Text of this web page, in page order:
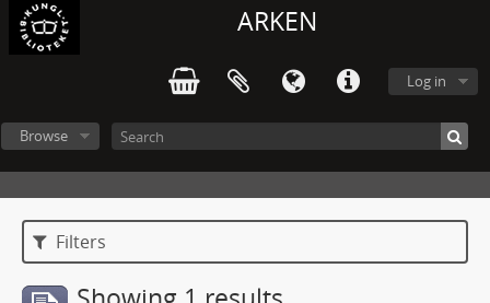
ARKEN
Log in
Browse
Filters